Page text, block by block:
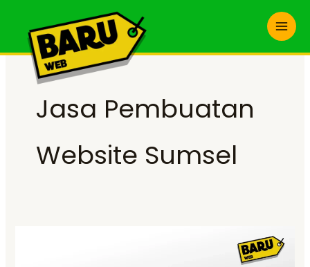
content
Jasa Pembuatan
Website Sumsel